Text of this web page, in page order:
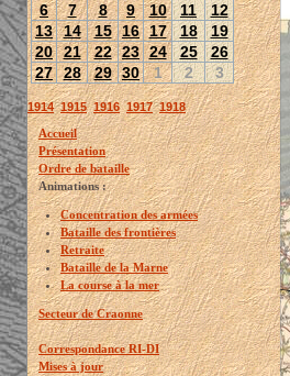
6
7 8 9 10 11
12
13 14 15 16 17 18
19
20 21 22 23 24 25
26
27 28 29 30 1 2 3
1914 1915 1916 1917 1918
Accueil
Présentation
Ordre de bataille
Animations :
Concentration des armées
Bataille des frontières
Retraite
Bataille de la Marne
La course à la mer
Secteur de Craonne
Correspondance RI-DI
Mises à jour